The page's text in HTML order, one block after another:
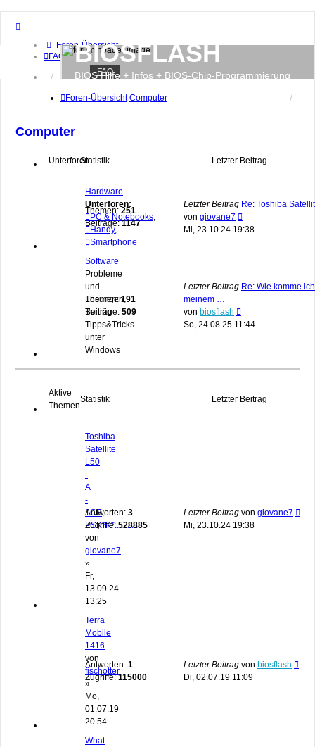
Foren-Übersicht
FAQ
Anmelden
BIOSFLASH
BIOS Hilfe + Infos + BIOS-Chip-Programmierung
FAQ
Foren-Übersicht Computer
Computer
UnterforenStatistik Letzter Beitrag
Hardware
Unterforen:
PC & Notebooks,
Handy,
Smartphone
Themen: 251
Beiträge:1147
Letzter Beitrag Re: Toshiba
von giovane7
Beitrag
Mi, 23.10.24 19:38
Software
Probleme
und
Lösungen,
Tuning
Tipps&Tricks
unter
Windows
Themen:191
Beiträge: 509
Letzter Beitrag Re: Wie komme
meinem …
von biosflash
Beitrag
So, 24.08.25 11:44
Aktive
Themen
Statistik Letzter Beitrag
Toshiba
Satellite
L50
-
A
-
1CE,
PSK*K*...........
von
giovane7
»
Fr,
13.09.24
13:25
Antworten: 3
Zugriffe:528885
Letzter Beitrag von giovane7
Mi, 23.10.24 19:38
Terra
Mobile
1416
von
fischotter
»
Mo,
01.07.19
20:54
Antworten: 1
Zugriffe:115000
Letzter Beitrag von biosflash
Di, 02.07.19 11:09
What